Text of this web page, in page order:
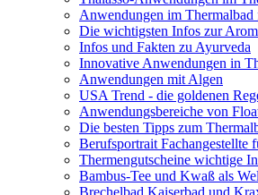
Anwendungen im Thermalbad
Die wichtigsten Infos zur
Infos und Fakten zu Ayurveda
Innovative Anwendungen in
Anwendungen mit Algen
USA Trend - die goldenen
Anwendungsbereiche von
Die besten Tipps zum
Berufsportrait Fachangestellte
Thermengutscheine wichtige
Bambus-Tee und Kwaß als